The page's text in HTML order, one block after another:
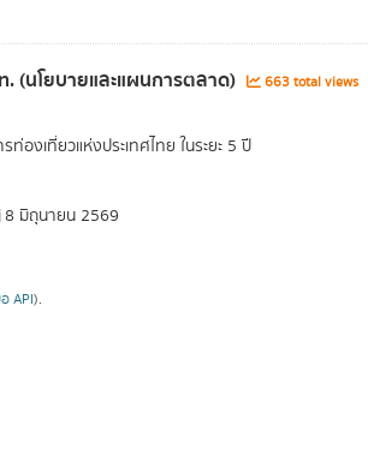
(นโยบายและแผนการตลาด) 663 total views
องเที่ยวแห่งประเทศไทย ในระยะ 5 ปี
8 มิถุนายน 2569
API).